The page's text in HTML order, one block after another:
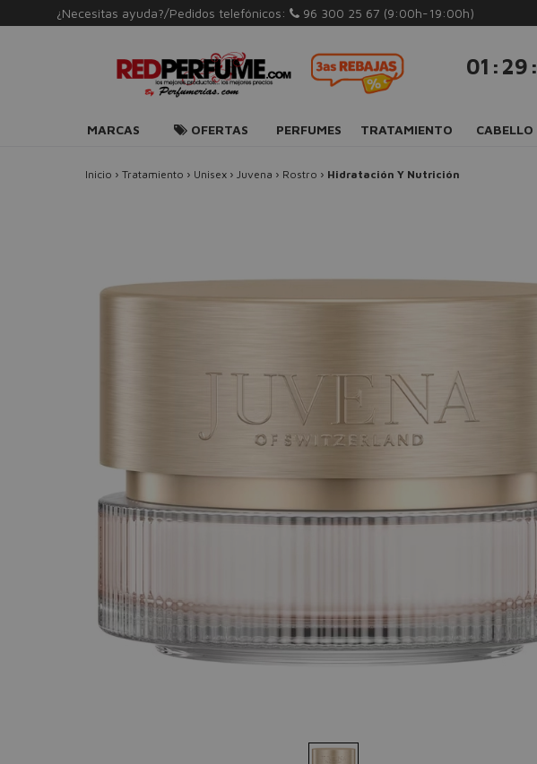
¿Necesitas ayuda?/Pedidos telefónicos: 96 300 25 67 (9:00h-19:00h)
01 : 29 :
MARCAS OFERTAS PERFUMES TRATAMIENTO CABELLO
Inicio › Tratamiento › Unisex › Juvena › Rostro › Hidratación Y Nutrición